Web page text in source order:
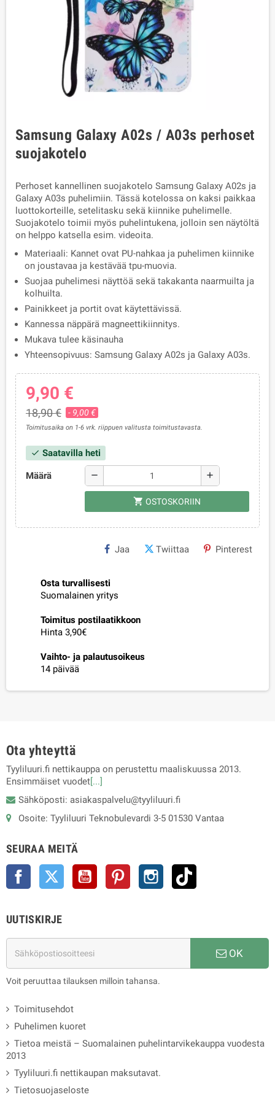
Samsung Galaxy A02s / A03s perhoset
suojakotelo
Perhoset kannellinen suojakotelo Samsung Galaxy A02s ja
Galaxy A03s puhelimiin. Tässä kotelossa on kaksi paikkaa
luottokorteille, setelitasku sekä kiinnike puhelimelle.
Suojakotelo toimii myös puhelintukena, jolloin sen näytöltä
on helppo katsella esim. videoita.
Materiaali: Kannet ovat PU-nahkaa ja puhelimen kiinnike
on joustavaa ja kestävää tpu-muovia.
Suojaa puhelimesi näyttöä sekä takakanta naarmuilta ja
kolhuilta.
Painikkeet ja portit ovat käytettävissä.
Kannessa näppärä magneettikiinnitys.
Mukava tulee käsinauha
Yhteensopivuus: Samsung Galaxy A02s ja Galaxy A03s.
9,90 €
18,90 € - 9,00 €
Toimitusaika on 1-6 vrk. riippuen valitusta toimitustavasta.
check Saatavilla heti
Määrä remove add
shopping_cart OSTOSKORIIN
Jaa Twiittaa Pinterest
Osta turvallisesti
Suomalainen yritys
Toimitus postilaatikkoon
Hinta 3,90€
Vaihto- ja palautusoikeus
14 päivää
Ota yhteyttä
Tyyliluuri.fi nettikauppa on perustettu maaliskuussa 2013.
Ensimmäiset vuodet[...]
Sähköposti: asiakaspalvelu@tyyliluuri.fi
Osoite: Tyyliluuri Teknobulevardi 3-5 01530 Vantaa
SEURAA MEITÄ
Facebook Twitter YouTube Pinterest Instagram
UUTISKIRJE
OK
Voit peruuttaa tilauksen milloin tahansa.
Toimitusehdot
Puhelimen kuoret
Tietoa meistä – Suomalainen puhelintarvikekauppa vuodesta
2013
Tyyliluuri.fi nettikaupan maksutavat.
Tietosuojaseloste